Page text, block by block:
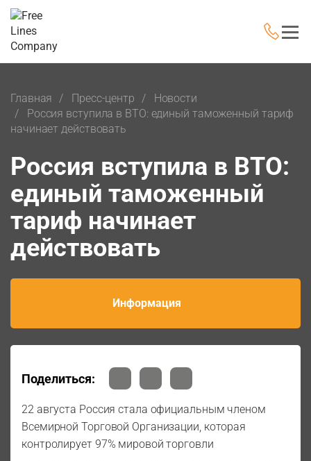
Главная Пресс-центр
Новости
Россия вступила в ВТО: единый таможенный тариф
начинает действовать
Россия вступила в ВТО:
единый таможенный
тариф начинает
действовать
Информация
Поделиться:
22 августа Россия стала официальным членом
Всемирной Торговой Организации, которая
контролирует 97% мировой торговли